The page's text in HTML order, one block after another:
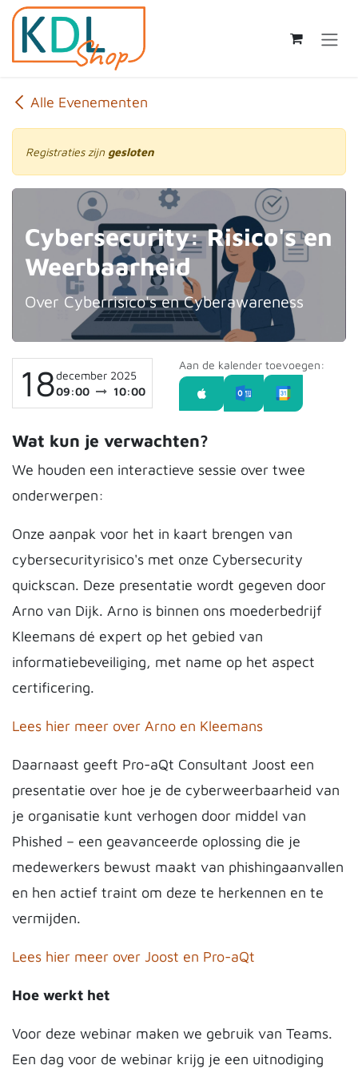
Overslaan naar inhoud
Alle Evenementen
Registraties zijn gesloten
Cybersecurity: Risico's en
Weerbaarheid
Over Cyberrisico's en Cyberawareness
18december 2025
09:00
10:00
Aan de kalender toevoegen:
Wat kun je verwachten?
We houden een interactieve sessie over twee
onderwerpen:
Onze aanpak voor het in kaart brengen van
cybersecurityrisico's met onze Cybersecurity
quickscan. Deze presentatie wordt gegeven door
Arno van Dijk. Arno is binnen ons moederbedrijf
Kleemans dé expert op het gebied van
informatiebeveiliging, met name op het aspect
certificering.
Lees hier meer over Arno en Kleemans
Daarnaast geeft Pro-aQt Consultant Joost een
presentatie over hoe je de cyberweerbaarheid van
je organisatie kunt verhogen door middel van
Phished – een geavanceerde oplossing die je
medewerkers bewust maakt van phishingaanvallen
en hen actief traint om deze te herkennen en te
vermijden.
Lees hier meer over Joost en Pro-aQt
Hoe werkt het
Voor deze webinar maken we gebruik van Teams.
Een dag voor de webinar krijg je een uitnodiging